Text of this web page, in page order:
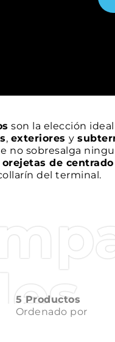
son la elección
, exteriores y
no sobresalga
orejetas de centrado
del terminal.
5 Productos
Ordenado por